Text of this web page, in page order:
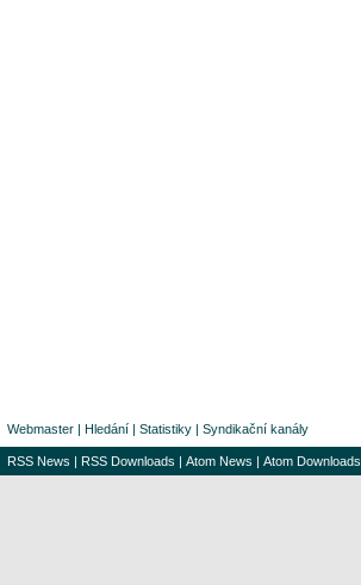
Webmaster | Hledání | Statistiky | Syndikační kanály
RSS News | RSS Downloads | Atom News | Atom Downloads